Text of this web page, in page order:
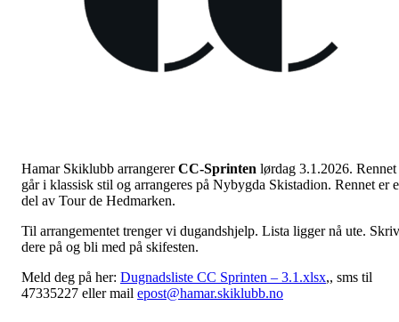
Hamar Skiklubb arrangererCC-Sprinten lørdag 3.1.2026. Rennet
går i klassisk stil og arrangeres på Nybygda Skistadion. Rennet er
del av Tour de Hedmarken.
Til arrangementet trenger vi dugandshjelp. Lista ligger nå ute. Skriv
dere på og bli med på skifesten.
Meld deg på her: Dugnadsliste CC Sprinten – 3.1.xlsx,, sms til
47335227 eller mail epost@hamar.skiklubb.no